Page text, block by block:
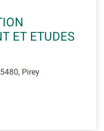
ET ETUDES
Pirey